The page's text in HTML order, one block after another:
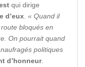
qui dirige
d’eux « Quand il
bloqués en
On pourrait quand
politiques
d’honneur.